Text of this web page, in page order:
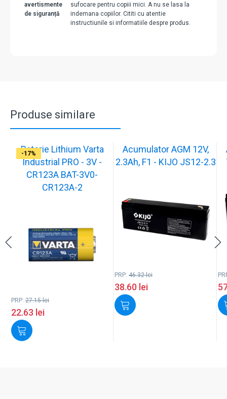
avertismente
de siguranță
sufocare pentru copiii mici. A nu se lasa la
indemana copiilor. Cititi cu atentie
instructiunile si informatiile despre produs.
Produse similare
-17%
Baterie Lithium Varta
Industrial PRO - 3V -
CR123A BAT-3V0-
CR123A-2
PRP: 27.15lei
22.63 lei
-17%
Acumulator AGM 12V,
2.3Ah, F1 - KIJO JS12-2.3
PRP: 46.32lei
38.60 lei
-17%
-17%
-17%
-17%
-17%
-17%
-17%
-17%